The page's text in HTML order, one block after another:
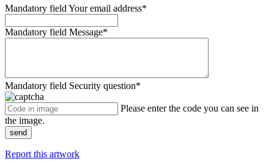
Mandatory field Your email address*
Mandatory field Message*
Mandatory field Security question*
Please enter the code you can see in
the image.
send
Report this artwork